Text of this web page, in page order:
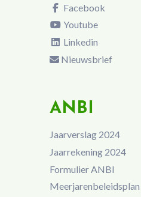
Facebook
Youtube
Linkedin
Nieuwsbrief
ANBI
Jaarverslag 2024
Jaarrekening 2024
Formulier ANBI
Meerjarenbeleidsplan